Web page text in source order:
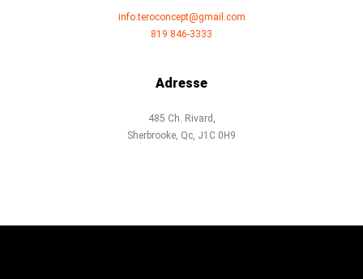
info.teroconcept@gmail.com
819 846-3333
Adresse
485 Ch. Rivard,
Sherbrooke, Qc, J1C 0H9